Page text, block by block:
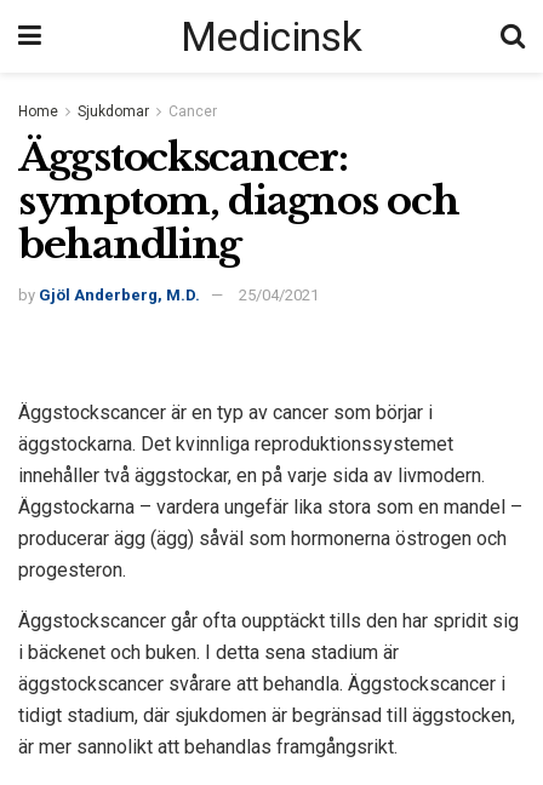
Medicinsk
Home Sjukdomar Cancer
Äggstockscancer:
symptom, diagnos och
behandling
by Gjöl Anderberg, M.D. 25/04/2021
Äggstockscancer är en typ av cancer som börjar i
äggstockarna. Det kvinnliga reproduktionssystemet
innehåller två äggstockar, en på varje sida av livmodern.
Äggstockarna – vardera ungefär lika stora som en mandel –
producerar ägg (ägg) såväl som hormonerna östrogen och
progesteron.
Äggstockscancer går ofta oupptäckt tills den har spridit sig
i bäckenet och buken. I detta sena stadium är
äggstockscancer svårare att behandla. Äggstockscancer i
tidigt stadium, där sjukdomen är begränsad till äggstocken,
är mer sannolikt att behandlas framgångsrikt.